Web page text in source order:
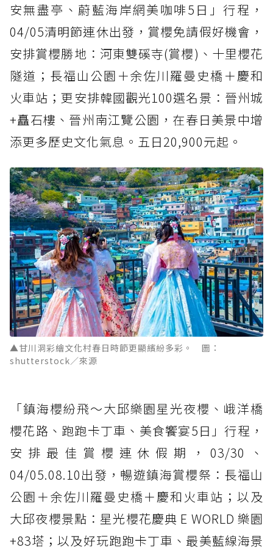
安無盡亭、蔚藍海岸網美咖啡5日」行程，
04/05清明節連休出發，賞櫻免請假好機會，
安排賞櫻勝地：河東雙磎寺(賞櫻)、十里櫻花
隧道；長福山公園＋余佐川羅曼史橋＋慶和
火車站；更安排韓國觀光100選名景：晉州城
+矗石樓、晉州南江覽公園，在春日美景中增
添更多歷史文化氣息。五日20,900元起。
▲甘川洞彩繪文化村春日時節更顯繽紛多彩。 圖：
shutterstock／來源
「鎮海櫻紛飛～大邱樂園星光夜櫻、峨洋橋
櫻花路、跑跑卡丁車、美食饗宴5日」行程，
安排最佳賞櫻連休假期，03/30、
04/05.08.10出發，暢遊鎮海賞櫻祭：長福山
公園＋余佐川羅曼史橋＋慶和火車站；以及
大邱夜櫻景點：星光櫻花慶典 E WORLD 樂園
+83塔；以及好玩跑跑卡丁車、最美藍線海景